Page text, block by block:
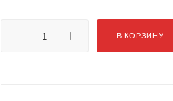
В КОРЗИНУ